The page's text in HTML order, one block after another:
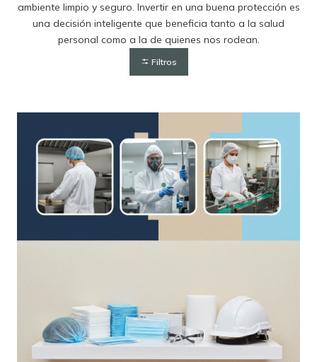
ambiente limpio y seguro. Invertir en una buena protección es
una decisión inteligente que beneficia tanto a la salud
personal como a la de quienes nos rodean.
Filtros